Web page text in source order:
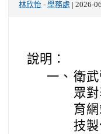
林欣怡 - 學務處 | 2026-
說明：
一、 衛
眾
育
技